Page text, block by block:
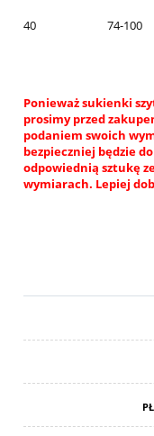
40 74-100
Ponieważ sukienki
prosimy przed
podaniem swoich
bezpieczniej będzie
odpowiednią sztukę
wymiarach. Lepiej